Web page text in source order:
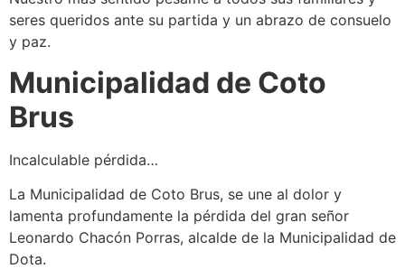
seres queridos ante su partida y un abrazo de consuelo
y paz.
Municipalidad de Coto
Brus
Incalculable pérdida…
La Municipalidad de Coto Brus, se une al dolor y
lamenta profundamente la pérdida del gran señor
Leonardo Chacón Porras, alcalde de la Municipalidad de
Dota.